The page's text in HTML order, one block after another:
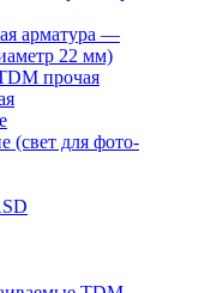
арматура —
22 мм)
прочая
(свет для фото-